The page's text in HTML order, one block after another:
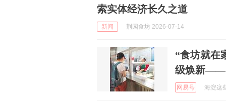
索实体经济长久之道
新闻 荆园食坊 2026-07-14
“食坊就在
级焕新——
网易号 海淀这